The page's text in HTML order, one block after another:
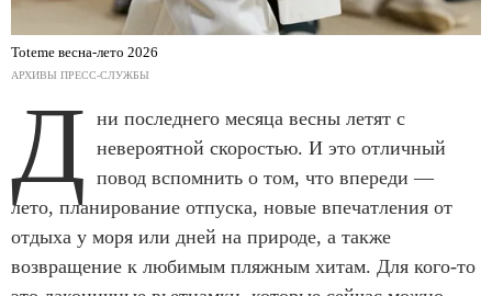
Toteme весна-лето 2026
АРХИВЫ ПРЕСС-СЛУЖБЫ
Д ни последнего месяца весны летят с
невероятной скоростью. И это отличный
повод вспомнить о том, что впереди —
лето, планирование отпуска, новые впечатления от
отдыха у моря или дней на природе, а также
возвращение к любимым пляжным хитам. Для кого-то